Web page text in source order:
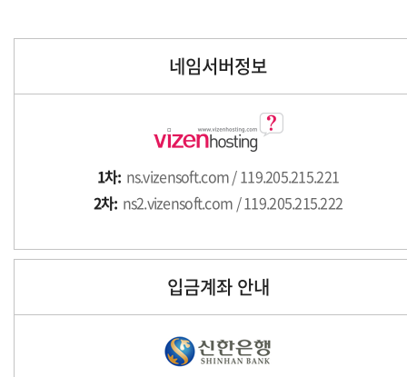
네임서버정보
1차: ns.vizensoft.com / 119.205.215.221
2차: ns2.vizensoft.com / 119.205.215.222
입금계좌 안내